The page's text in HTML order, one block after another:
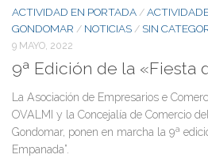
ACTIVIDAD EN PORTADA /
GONDOMAR / NOTICIAS / SIN
9 MAYO, 2022
9ª Edición de la «Fiesta
La Asociación de Empresarios e
OVALMI y la Concejalía de Comercio
Gondomar, ponen en marcha la 9ª
Empanada”.